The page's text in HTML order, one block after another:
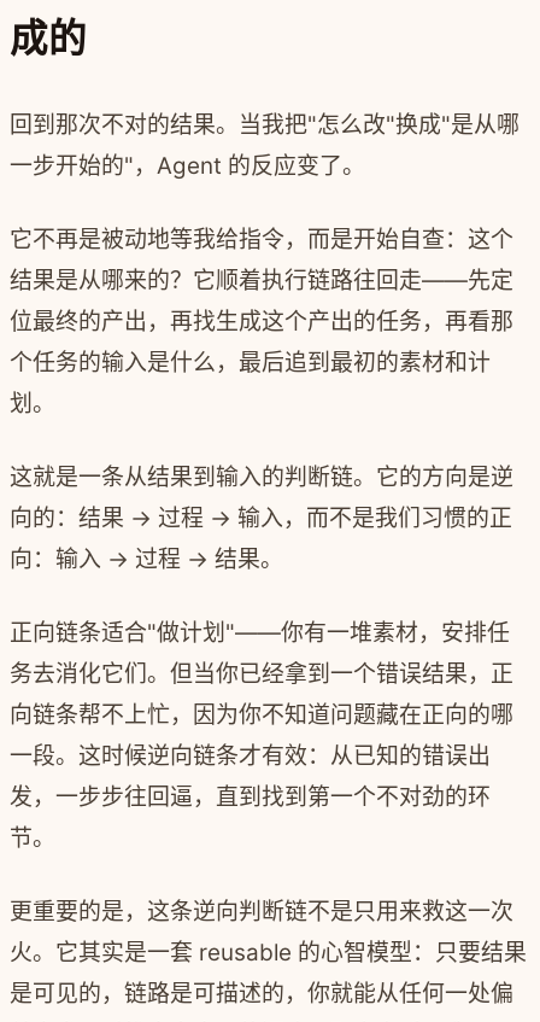
成的
回到那次不对的结果。当我把"怎么改"换成"是从哪
一步开始的"，Agent 的反应变了。
它不再是被动地等我给指令，而是开始自查：这个
结果是从哪来的？它顺着执行链路往回走——先定
位最终的产出，再找生成这个产出的任务，再看那
个任务的输入是什么，最后追到最初的素材和计
划。
这就是一条从结果到输入的判断链。它的方向是逆
向的：结果 → 过程 → 输入，而不是我们习惯的正
向：输入 → 过程 → 结果。
正向链条适合"做计划"——你有一堆素材，安排任
务去消化它们。但当你已经拿到一个错误结果，正
向链条帮不上忙，因为你不知道问题藏在正向的哪
一段。这时候逆向链条才有效：从已知的错误出
发，一步步往回逼，直到找到第一个不对劲的环
节。
更重要的是，这条逆向判断链不是只用来救这一次
火。它其实是一套 reusable 的心智模型：只要结果
是可见的，链路是可描述的，你就能从任何一处偏